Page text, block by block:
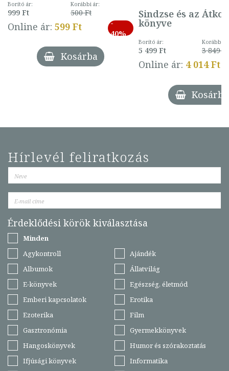
mintával (gombás)
Borító ár:
999 Ft
Korábbi ár:
500 Ft
Online ár: 599 Ft
-
40%
Kosárba
Sindzse és az Átkok
könyve
Borító ár:
5 499 Ft
Korábbi
3 849 Ft
Online ár: 4 014 Ft
Kosárba
Hírlevél feliratkozás
Érdeklődési körök kiválasztása
Minden
Agykontroll
Ajándék
Albumok
Állatvilág
E-könyvek
Egészség, életmód
Emberi kapcsolatok
Erotika
Ezoterika
Film
Gasztronómia
Gyermekkönyvek
Hangoskönyvek
Humor és szórakoztatás
Ifjúsági könyvek
Informatika